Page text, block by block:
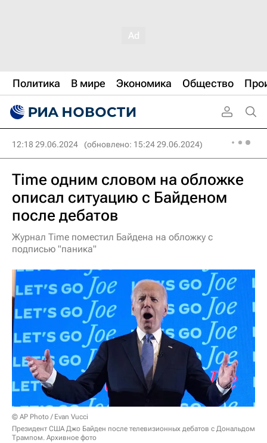
Политика В мире Экономика Общество
12:18 29.06.2024 (обновлено: 15:24 29.06.2024)
Time одним словом на обложке
описал ситуацию с Байденом
после дебатов
Журнал Time поместил Байдена на обложку с
подписью "паника"
© AP Photo / Evan Vucci
Президент США Джо Байден после телевизионных дебатов с Дональдом
Трампом. Архивное фото